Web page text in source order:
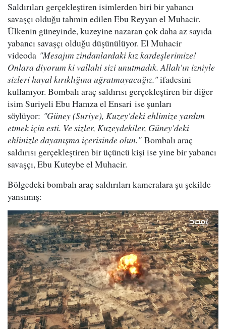
Saldırıları gerçekleştiren isimlerden biri bir yabancı
savaşçı olduğu tahmin edilen Ebu Reyyan el Muhacir.
Ülkenin güneyinde, kuzeyine nazaran çok daha az sayıda
yabancı savaşçı olduğu düşünülüyor. El Muhacir
videoda "Mesajım zindanlardaki kız kardeşlerimize!
Onlara diyorum ki vallahi sizi unutmadık. Allah'ın izniyle
sizleri hayal kırıklığına uğratmayacağız."ifadesini
kullanıyor. Bombalı araç saldırısı gerçekleştiren bir diğer
isim Suriyeli Ebu Hamza el Ensari ise şunları
söylüyor: "Güney (Suriye), Kuzey'deki ehlimize yardım
etmek için esti. Ve sizler, Kuzeydekiler, Güney'deki
ehlinizle dayanışma içerisinde olun." Bombalı araç
saldırısı gerçekleştiren bir üçüncü kişi ise yine bir yabancı
savaşçı, Ebu Kuteybe el Muhacir.
Bölgedeki bombalı araç saldırıları kameralara şu şekilde
yansımış: